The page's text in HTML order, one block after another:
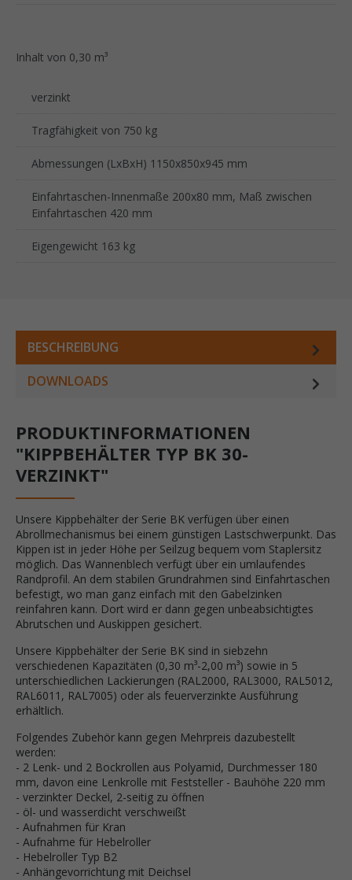
Inhalt von 0,30 m³
verzinkt
Tragfähigkeit von 750 kg
Abmessungen (LxBxH) 1150x850x945 mm
Einfahrtaschen-Innenmaße 200x80 mm, Maß zwischen
Einfahrtaschen 420 mm
Eigengewicht 163 kg
BESCHREIBUNG
DOWNLOADS
PRODUKTINFORMATIONEN
"KIPPBEHÄLTER TYP BK 30-
VERZINKT"
Unsere Kippbehälter der Serie BK verfügen über einen
Abrollmechanismus bei einem günstigen Lastschwerpunkt. Das
Kippen ist in jeder Höhe per Seilzug bequem vom Staplersitz
möglich. Das Wannenblech verfügt über ein umlaufendes
Randprofil. An dem stabilen Grundrahmen sind Einfahrtaschen
befestigt, wo man ganz einfach mit den Gabelzinken
reinfahren kann. Dort wird er dann gegen unbeabsichtigtes
Abrutschen und Auskippen gesichert.
Unsere Kippbehälter der Serie BK sind in siebzehn
verschiedenen Kapazitäten (0,30 m³-2,00 m³) sowie in 5
unterschiedlichen Lackierungen (RAL2000, RAL3000, RAL5012,
RAL6011, RAL7005) oder als feuerverzinkte Ausführung
erhältlich.
Folgendes Zubehör kann gegen Mehrpreis dazubestellt
werden:
- 2 Lenk- und 2 Bockrollen aus Polyamid, Durchmesser 180
mm, davon eine Lenkrolle mit Feststeller - Bauhöhe 220 mm
- verzinkter Deckel, 2-seitig zu öffnen
- öl- und wasserdicht verschweißt
- Aufnahmen für Kran
- Aufnahme für Hebelroller
- Hebelroller Typ B2
- Anhängevorrichtung mit Deichsel